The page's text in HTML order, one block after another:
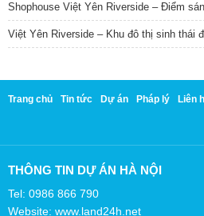
Shophouse Việt Yên Riverside – Điểm
Việt Yên Riverside – Khu đô thị sinh thái
Trang chủ Tin tức Dự án Pháp lý Liên
THÔNG TIN DỰ ÁN HÀ NỘI
Tel: 0986 866 790
Website: www.land24h.net